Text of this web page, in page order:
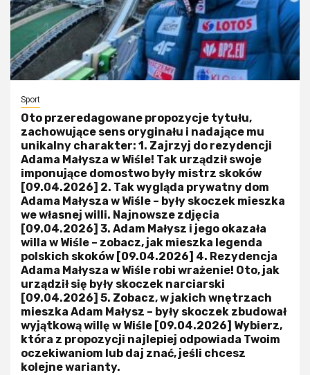
Sport
Oto przeredagowane propozycje tytułu,
zachowujące sens oryginału i nadające mu
unikalny charakter: 1. Zajrzyj do rezydencji
Adama Małysza w Wiśle! Tak urządził swoje
imponujące domostwo były mistrz skoków
[09.04.2026] 2. Tak wygląda prywatny dom
Adama Małysza w Wiśle – były skoczek mieszka
we własnej willi. Najnowsze zdjęcia
[09.04.2026] 3. Adam Małysz i jego okazała
willa w Wiśle – zobacz, jak mieszka legenda
polskich skoków [09.04.2026] 4. Rezydencja
Adama Małysza w Wiśle robi wrażenie! Oto, jak
urządził się były skoczek narciarski
[09.04.2026] 5. Zobacz, w jakich wnętrzach
mieszka Adam Małysz – były skoczek zbudował
wyjątkową willę w Wiśle [09.04.2026] Wybierz,
która z propozycji najlepiej odpowiada Twoim
oczekiwaniom lub daj znać, jeśli chcesz
kolejne warianty.